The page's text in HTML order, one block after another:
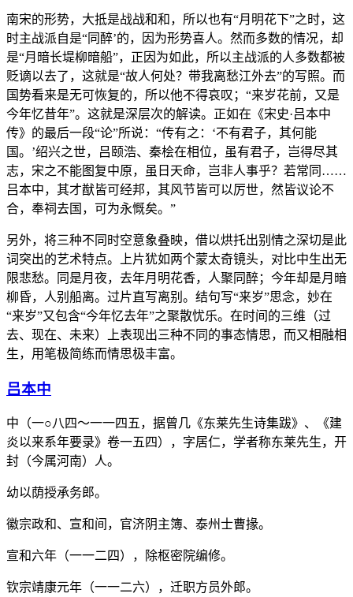
南宋的形势，大抵是战战和和，所以也有“月明花下”之时，这
时主战派自是“同醉’的，因为形势喜人。然而多数的情况，却
是“月暗长堤柳暗船”，正因为如此，所以主战派的人多数都被
贬谪以去了，这就是“故人何处？带我离愁江外去”的写照。而
国势看来是无可恢复的，所以他不得哀叹；“来岁花前，又是
今年忆昔年”。这就是深层次的解读。正如在《宋史·吕本中
传》的最后一段“论”所说：“传有之：‘不有君子，其何能
国。’绍兴之世，吕颐浩、秦桧在相位，虽有君子，岂得尽其
志，宋之不能图复中原，虽日天命，岂非人事乎？若常同……
吕本中，其才猷皆可经邦，其风节皆可以厉世，然皆议论不
合，奉祠去国，可为永慨矣。”
另外，将三种不同时空意象叠映，借以烘托出别情之深切是此
词突出的艺术特点。上片犹如两个蒙太奇镜头，对比中生出无
限悲愁。同是月夜，去年月明花香，人聚同醉；今年却是月暗
柳昏，人别船离。过片直写离别。结句写“来岁”思念，妙在
“来岁”又包含“今年忆去年”之聚散忧乐。在时间的三维（过
去、现在、未来）上表现出三种不同的事态情思，而又相融相
生，用笔极简练而情思极丰富。
吕本中
中（一○八四～一一四五，据曾几《东莱先生诗集跋》、《建
炎以来系年要录》卷一五四），字居仁，学者称东莱先生，开
封（今属河南）人。
幼以荫授承务郎。
徽宗政和、宣和间，官济阴主簿、泰州士曹掾。
宣和六年（一一二四），除枢密院编修。
钦宗靖康元年（一一二六），迁职方员外郎。